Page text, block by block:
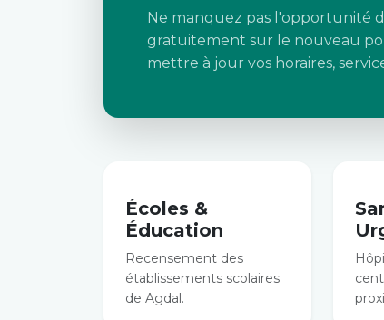
Ne manquez pas l'opportunité
gratuitement sur le nouveau
mettre à jour vos horaires,
Écoles &
Éducation
Recensement des
établissements scolaires
de Agdal.